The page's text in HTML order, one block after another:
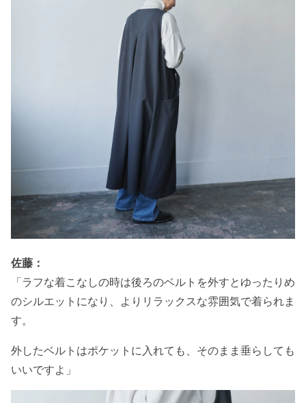
佐藤：
「ラフな着こなしの時は後ろのベルトを外すとゆったりめ
のシルエットになり、よりリラックスな雰囲気で着られま
す。
外したベルトはポケットに入れても、そのまま垂らしても
いいですよ」